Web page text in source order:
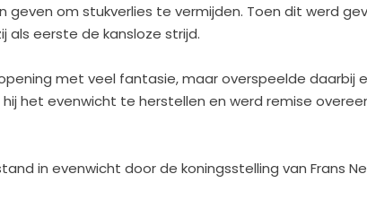
geven om stukverlies te vermijden. Toen dit werd
als eerste de kansloze strijd.
met veel fantasie, maar overspeelde daarbij
het evenwicht te herstellen en werd remise
in evenwicht door de koningsstelling van Frans